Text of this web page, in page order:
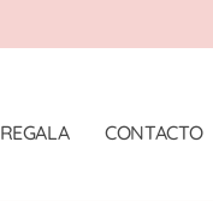
REGALA CONTACTO